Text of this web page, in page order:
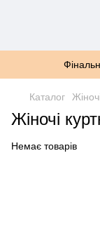
Каталог
Жіночі
Немає товарів